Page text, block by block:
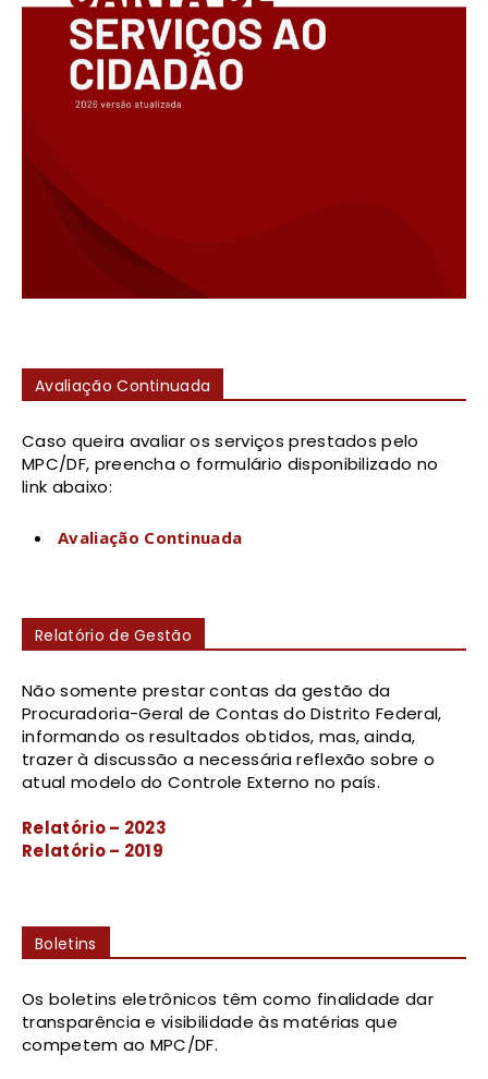
Avaliação Continuada
Caso queira avaliar os serviços prestados pelo
MPC/DF, preencha o formulário disponibilizado no
link abaixo:
Avaliação Continuada
Relatório de Gestão
Não somente prestar contas da gestão da
Procuradoria-Geral de Contas do Distrito Federal,
informando os resultados obtidos, mas, ainda,
trazer à discussão a necessária reflexão sobre o
atual modelo do Controle Externo no país.
Relatório – 2023
Relatório – 2019
Boletins
Os boletins eletrônicos têm como finalidade dar
transparência e visibilidade às matérias que
competem ao MPC/DF.